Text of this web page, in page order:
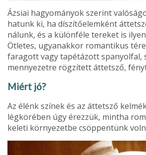
Ázsiai hagyományok szerint
hatunk ki, ha díszítőelemként
nálunk, és a különféle tereket is
Ötletes, ugyanakkor romantikus
faragott vagy tapétázott spanyolfal,
mennyezetre rögzített áttetsző,
Miért jó?
Az élénk színek és az áttetsző
légkörében úgy érezzük, mintha
keleti környezetbe csöppentünk